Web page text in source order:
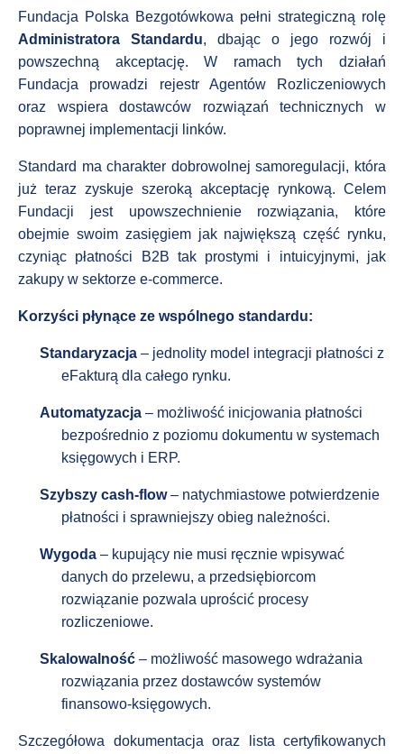
Fundacja Polska Bezgotówkowa pełni strategiczną rolę
Administratora Standardu, dbając o jego rozwój i
powszechną akceptację. W ramach tych działań
Fundacja prowadzi rejestr Agentów Rozliczeniowych
oraz wspiera dostawców rozwiązań technicznych w
poprawnej implementacji linków.
Standard ma charakter dobrowolnej samoregulacji, która
już teraz zyskuje szeroką akceptację rynkową. Celem
Fundacji jest upowszechnienie rozwiązania, które
obejmie swoim zasięgiem jak największą część rynku,
czyniąc płatności B2B tak prostymi i intuicyjnymi, jak
zakupy w sektorze e-commerce.
Korzyści płynące ze wspólnego standardu:
Standaryzacja – jednolity model integracji płatności z
eFakturą dla całego rynku.
Automatyzacja – możliwość inicjowania płatności
bezpośrednio z poziomu dokumentu w systemach
księgowych i ERP.
Szybszy cash-flow– natychmiastowe potwierdzenie
płatności i sprawniejszy obieg należności.
Wygoda – kupujący nie musi ręcznie wpisywać
danych do przelewu, a przedsiębiorcom
rozwiązanie pozwala uprościć procesy
rozliczeniowe.
Skalowalność – możliwość masowego wdrażania
rozwiązania przez dostawców systemów
finansowo-księgowych.
Szczegółowa dokumentacja oraz lista certyfikowanych